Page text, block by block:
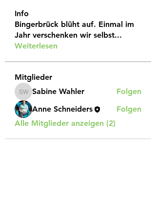
Info
Bingerbrück blüht auf. Einmal im
Jahr verschenken wir selbst...
Weiterlesen
Mitglieder
Sabine Wahler
Sabine Wahler
Folgen
Anne Schneiders
Folgen
Alle Mitglieder anzeigen (2)